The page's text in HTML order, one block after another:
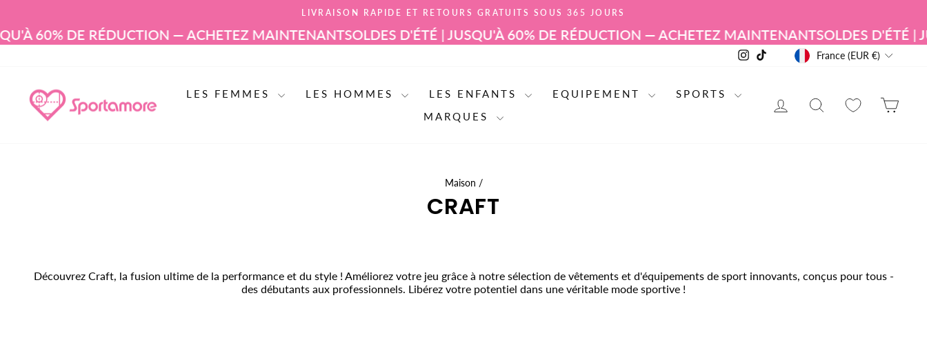
contenu
Mettre
le
LIVRAISON RAPIDE ET RETOURS GRATUITS SOUS 365 JOURS
DE RÉDUCTION — ACHETEZ MAINTENANTSOLDES D'ÉTÉ | JUSQU'À 60% DE RÉDUCTION — ACHETEZ MAINTENANTSOLDES D'ÉTÉ | JUSQU'À
Instagram
TikTok DEVISE
France (EUR €)
LES FEMMES LES HOMMES LES ENFANTS EQUIPEMENT
SPORTS
MARQUES
SE CONNECTER
RECHERCHE
Maison /
CRAFT
Découvrez Craft, la fusion ultime de la performance et du style ! Améliorez votre jeu grâce à notre sélection de vêtements et d'équipements de sport innovants, conçus pour tous -
des débutants aux professionnels. Libérez votre potentiel dans une véritable mode sportive !